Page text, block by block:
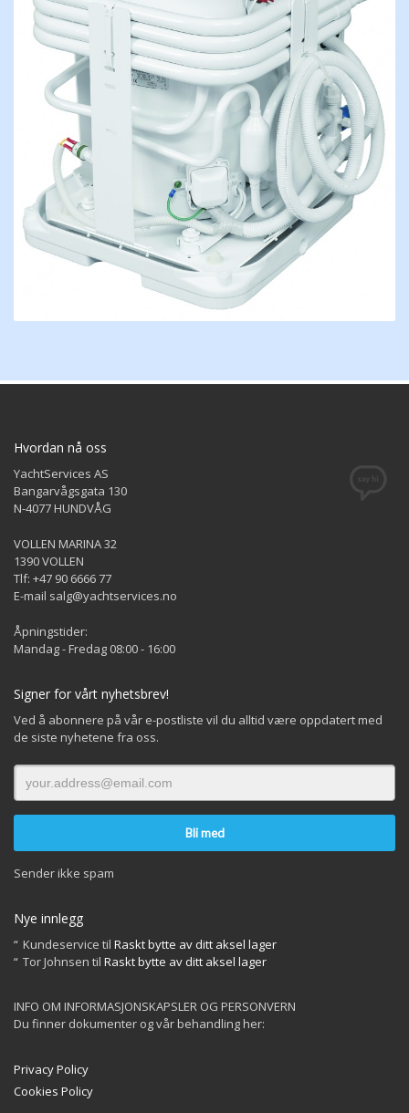
Hvordan nå oss
YachtServices AS
Bangarvågsgata 130
N-4077 HUNDVÅG
VOLLEN MARINA 32
1390 VOLLEN
Tlf: +47 90 6666 77
E-mail salg@yachtservices.no
Åpningstider:
Mandag - Fredag 08:00 - 16:00
Signer for vårt nyhetsbrev!
Ved å abonnere på vår e-postliste vil du alltid være oppdatert med
de siste nyhetene fra oss.
Sender ikke spam
Nye innlegg
Kundeservice til Raskt bytte av ditt aksel lager
Tor Johnsen til Raskt bytte av ditt aksel lager
INFO OM INFORMASJONSKAPSLER OG PERSONVERN
Du finner dokumenter og vår behandling her:
Privacy Policy
Cookies Policy